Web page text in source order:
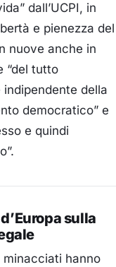
dall’UCPI, in
e pienezza del
nuove anche in
“del tutto
indipendente della
democratico” e
e quindi
sulla
minacciati hanno